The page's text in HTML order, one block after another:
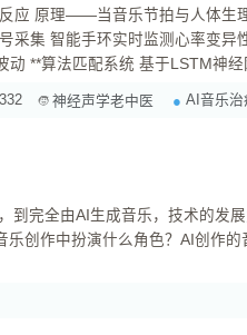
原理——当音乐节拍与人体生理节
传感器记录情绪波动 **算法匹配系统
332 神经声学老中医 AI音乐治
创作中扮演什么角色？AI创作